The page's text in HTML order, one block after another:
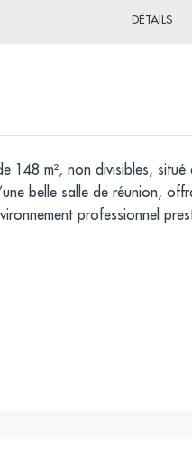
DÉTAILS
148 m², non divisibles, situé
belle salle de réunion,
professionnel